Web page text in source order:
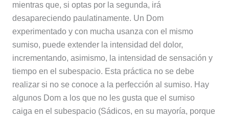
mientras que, si optas por la segunda, irá
desapareciendo paulatinamente. Un Dom
experimentado y con mucha usanza con el mismo
sumiso, puede extender la intensidad del dolor,
incrementando, asimismo, la intensidad de sensación y
tiempo en el subespacio. Esta práctica no se debe
realizar si no se conoce a la perfección al sumiso. Hay
algunos Dom a los que no les gusta que el sumiso
caiga en el subespacio (Sádicos, en su mayoría, porque